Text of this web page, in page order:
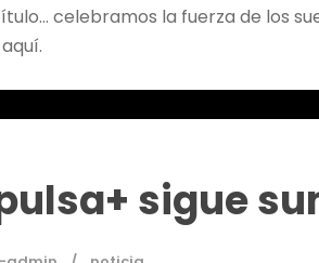
celebramos la fuerza de los
sigue